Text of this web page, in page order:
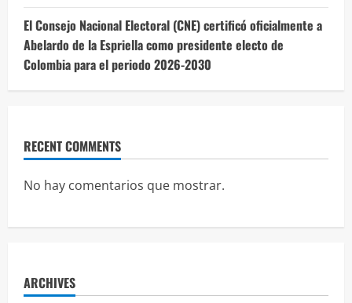
El Consejo Nacional Electoral (CNE) certificó oficialmente a
Abelardo de la Espriella como presidente electo de
Colombia para el periodo 2026-2030
RECENT COMMENTS
No hay comentarios que mostrar.
ARCHIVES